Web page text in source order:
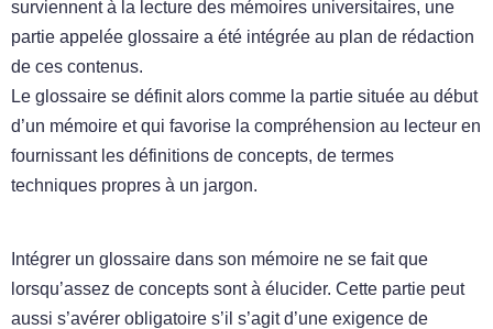
surviennent à la lecture des mémoires universitaires, une
partie appelée glossaire a été intégrée au plan de rédaction
de ces contenus.
Le glossaire se définit alors comme la partie située au début
d’un mémoire et qui favorise la compréhension au lecteur en
fournissant les définitions de concepts, de termes
techniques propres à un jargon.
Intégrer un glossaire dans son mémoire ne se fait que
lorsqu’assez de concepts sont à élucider. Cette partie peut
aussi s’avérer obligatoire s’il s’agit d’une exigence de